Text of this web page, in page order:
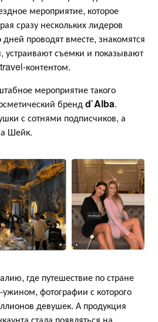
мероприятие, которое
сразу нескольких лидеров
проводят вместе, знакомятся
устраивают съемки и показывают
контентом.
мероприятие такого
брендd`Alba.
с сотнями подписчиков, а
Шейк.
где путешествие по стране
фотографии с которого
девушек. А продукция